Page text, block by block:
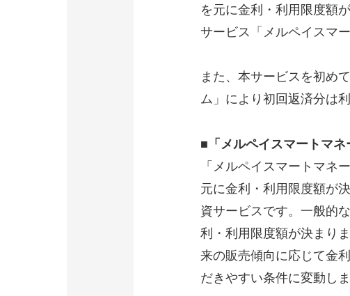
を元に金利・利用限度額
サービス「メルペイスマ
また、本サービスを初め
ム」により初回返済分は
■「メルペイスマートマ
「メルペイスマートマネ
元に金利・利用限度額が
資サービスです。一般的
利・利用限度額が決まり
来の販売傾向に応じて金
だきやすい条件に変動しま